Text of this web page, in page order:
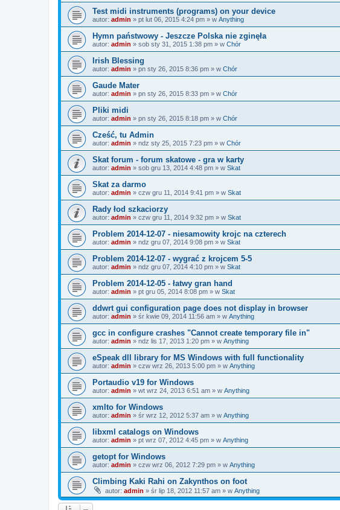
Test midi instruments (programs) on your device
autor: admin » pt lut 06, 2015 4:24 pm » w Anything
Hymn państwowy - Jeszcze Polska nie zginęła
autor: admin » sob sty 31, 2015 1:38 pm » w Chór
Irish Blessing
autor: admin » pn sty 26, 2015 8:36 pm » w Chór
Gaude Mater
autor: admin » pn sty 26, 2015 8:33 pm » w Chór
Pliki midi
autor: admin » pn sty 26, 2015 8:18 pm » w Chór
Cześć, tu Admin
autor: admin » ndz sty 25, 2015 7:23 pm » w Chór
Skat forum - forum skatowe - gra w karty
autor: admin » sob gru 13, 2014 4:48 pm » w Skat
Skat za darmo
autor: admin » czw gru 11, 2014 9:41 pm » w Skat
Rady łod szkaciorzy
autor: admin » czw gru 11, 2014 9:32 pm » w Skat
Problem 2014-12-07 - niesamowity krojc na czterech
autor: admin » ndz gru 07, 2014 9:08 pm » w Skat
Problem 2014-12-07 - wygrać z krojcem 5-5
autor: admin » ndz gru 07, 2014 4:10 pm » w Skat
Problem 2014-12-05 - łatwy gran hand
autor: admin » pt gru 05, 2014 8:08 pm » w Skat
ddwrt gui configuration page does not display in browser
autor: admin » śr kwie 09, 2014 11:56 am » w Anything
gcc in configure crashes "Cannot create temporary file in"
autor: admin » ndz lis 17, 2013 1:20 pm » w Anything
eSpeak dll library for MS Windows with full functionality
autor: admin » czw wrz 26, 2013 5:00 pm » w Anything
Portaudio v19 for Windows
autor: admin » wt wrz 24, 2013 6:51 am » w Anything
xmlto for Windows
autor: admin » śr wrz 12, 2012 5:37 am » w Anything
libxml catalogs on Windows
autor: admin » pt wrz 07, 2012 4:45 pm » w Anything
getopt for Windows
autor: admin » czw wrz 06, 2012 7:29 pm » w Anything
Climbing Kaki Rahi on Zakynthos on foot
autor: admin » śr lip 18, 2012 11:57 am » w Anything